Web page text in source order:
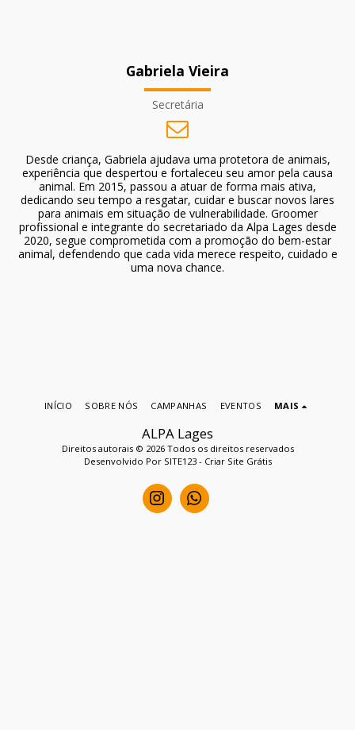
Gabriela Vieira
Secretária
Desde criança, Gabriela ajudava uma protetora de animais,
experiência que despertou e fortaleceu seu amor pela causa
animal. Em 2015, passou a atuar de forma mais ativa,
dedicando seu tempo a resgatar, cuidar e buscar novos lares
para animais em situação de vulnerabilidade. Groomer
profissional e integrante do secretariado da Alpa Lages desde
2020, segue comprometida com a promoção do bem-estar
animal, defendendo que cada vida merece respeito, cuidado e
uma nova chance.
ALPA Lages
Direitos autorais © 2026 Todos os direitos reservados
Desenvolvido Por SITE123- Criar Site Grátis
INÍCIO SOBRE NÓS CAMPANHAS EVENTOS MAIS